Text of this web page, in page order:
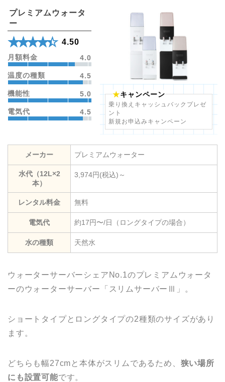
プレミアムウォータ
ー
★★★★★
☆☆☆☆☆ 4.50
月額料金 4.0
温度の種類 4.5
機能性 5.0
電気代 4.5
キャンペーン
乗り換えキャッシュバックプレゼ
ント
新規お申込みキャンペーン
メーカー プレミアムウォーター
水代（12L×2
本）
3,974円(税込)～
レンタル料金 無料
電気代 約17円〜/日（ロングタイプの場合）
水の種類 天然水
ウォーターサーバーシェアNo.1のプレミアムウォータ
ーのウォーターサーバー「スリムサーバーⅢ」。
ショートタイプとロングタイプの2種類のサイズがあり
ます。
どちらも幅27cmと本体がスリムであるため、 狭い場所
にも設置可能です。